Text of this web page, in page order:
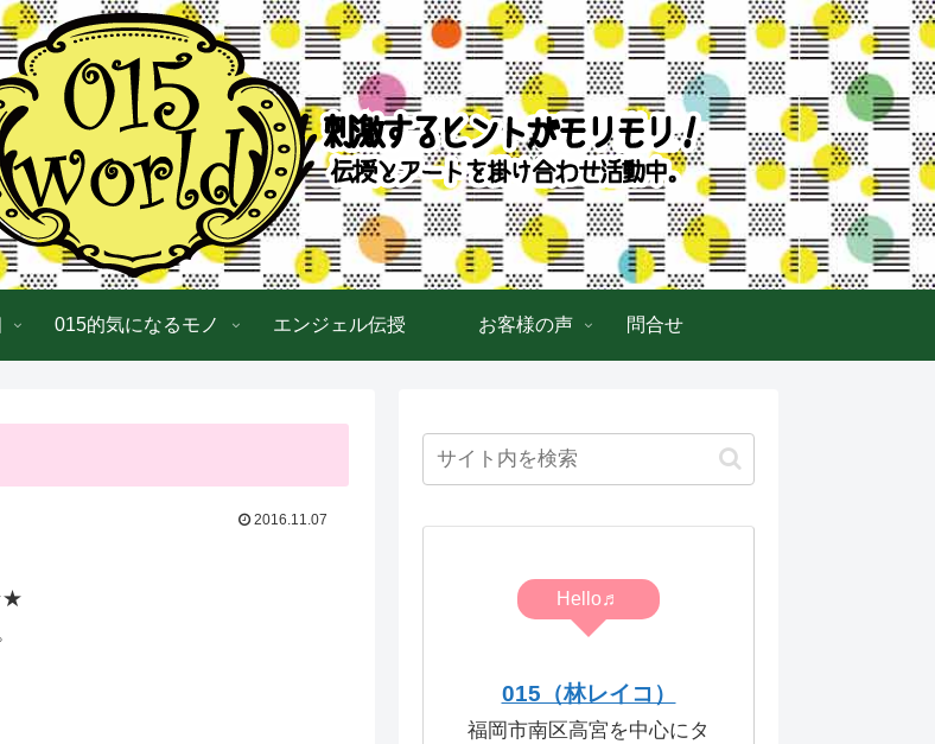
015的気になるモノ エンジェル伝授 お客様の声 問合せ
2016.11.07
Hello♬
015（林レイコ）
福岡市南区高宮を中心にタ